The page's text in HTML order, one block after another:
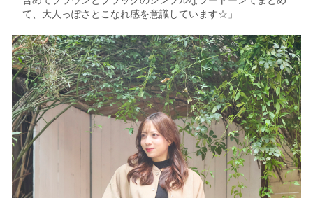
て、大人っぽさとこなれ感を意識しています☆」